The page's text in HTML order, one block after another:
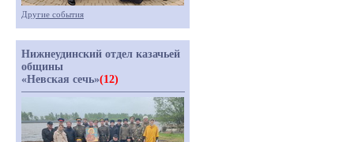
Другие события
Нижнеудинский отдел казачьей
общины
«Невская сечь»(12)